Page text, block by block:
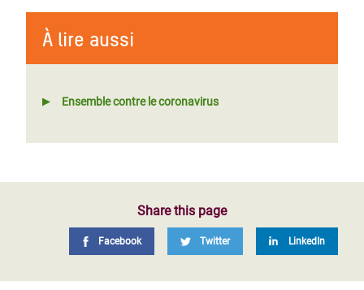
À lire aussi
Ensemble contre le coronavirus
Share this page
Facebook Twitter LinkedIn